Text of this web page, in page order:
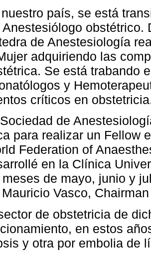
país, se está
Anestesiólogo obstétrico.
de Anestesiología
adquiriendo las
Se está trabando
y
críticos en
de
para realizar un Fellow
Federation of
en la Clínica
de mayo, junio y
Mauricio Vasco,
de obstetricia de
en estos
y otra por embolia de